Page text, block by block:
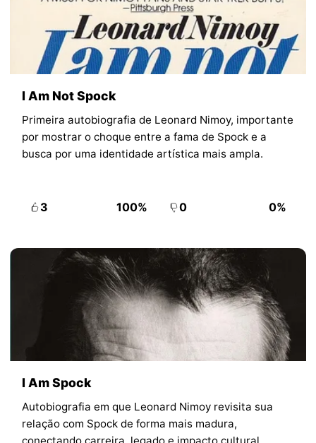
I Am Not Spock
Primeira autobiografia de Leonard Nimoy, importante
por mostrar o choque entre a fama de Spock e a
busca por uma identidade artística mais ampla.
3 100% 0 0%
I Am Spock
Autobiografia em que Leonard Nimoy revisita sua
relação com Spock de forma mais madura,